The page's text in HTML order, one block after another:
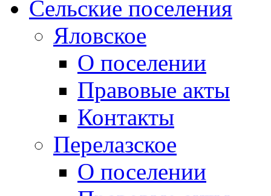
Сельские поселения
Яловское
О поселении
Правовые акты
Контакты
Перелазское
О поселении